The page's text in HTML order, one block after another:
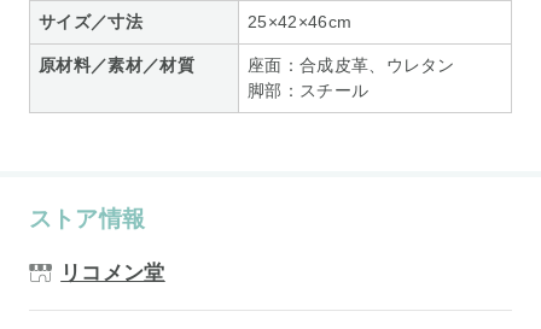
サイズ／寸法 25×42×46cm
原材料／素材／材質
座面：合成皮革、ウレタン
脚部：スチール
ストア情報
リコメン堂